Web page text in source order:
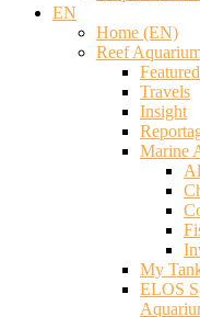
EN
Home (EN)
Reef
Travels
Insight
Marine
My
ELOS